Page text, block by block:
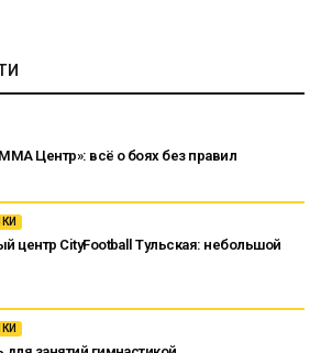
Центр»: всё о боях без правил
центр CityFootball Тульская: небольшой